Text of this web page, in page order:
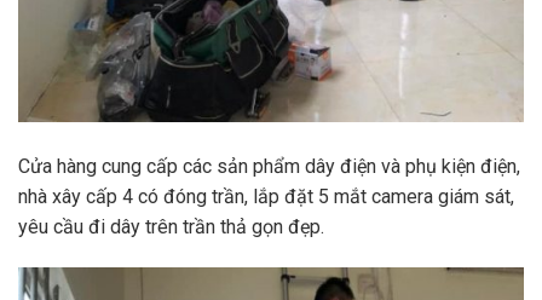
Cửa hàng cung cấp các sản phẩm dây điện và phụ kiện điện,
nhà xây cấp 4 có đóng trần, lắp đặt 5 mắt camera giám sát,
yêu cầu đi dây trên trần thả gọn đẹp.